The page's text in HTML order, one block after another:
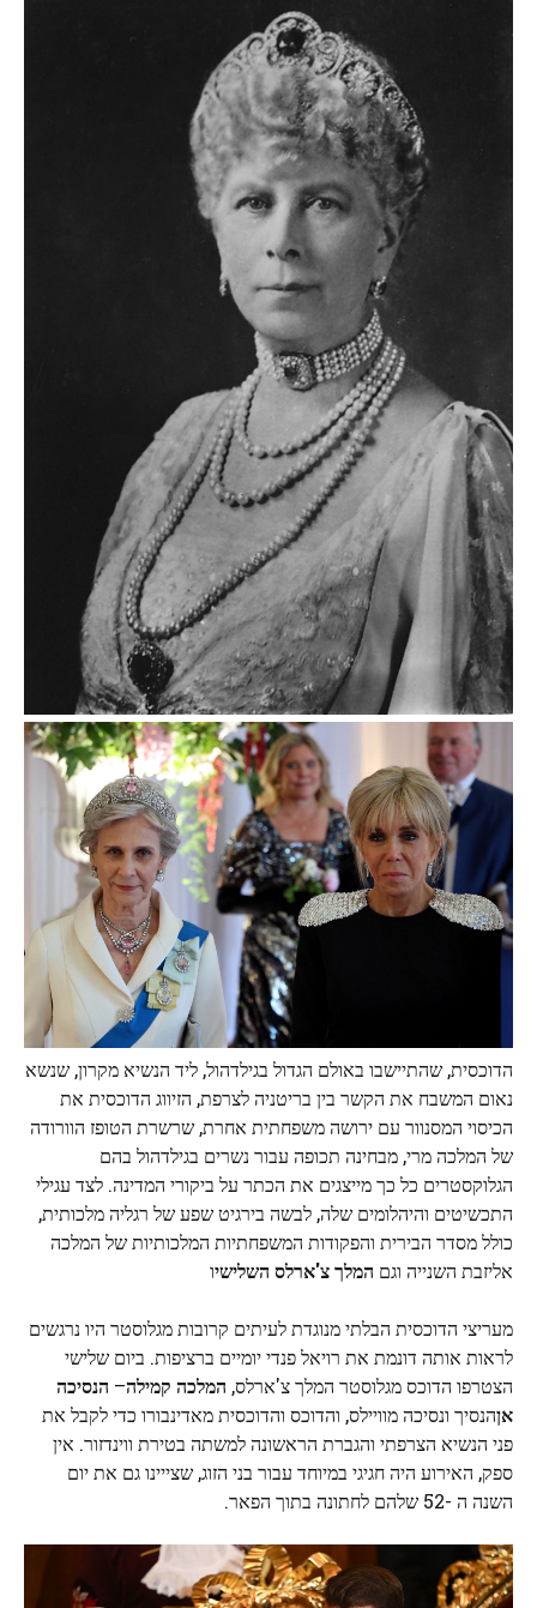
הדוכסית, שהתיישבו באולם הגדול בגילדהול, ליד הנשיא מקרון, שנשא
נאום המשבח את הקשר בין בריטניה לצרפת, הזיווג הדוכסית את
הכיסוי המסנוור עם ירושה משפחתית אחרת, שרשרת הטופז הוורודה
של המלכה מרי, מבחינה תכופה עבור נשרים בגילדהול בהם
הגלוקסטרים כל כך מייצגים את הכתר על ביקורי המדינה. לצד עגילי
התכשיטים והיהלומים שלה, לבשה בירגיט שפע של רגליה מלכותית,
כולל מסדר הבירית והפקודות המשפחתיות המלכותיות של המלכה
אליזבת השנייה וגם המלך צ'ארלס השלישיו
מעריצי הדוכסית הבלתי מנוגדת לעיתים קרובות מגלוסטר היו נרגשים
לראות אותה דונמת את רויאל פנדי יומיים ברציפות. ביום שלישי
הצטרפו הדוכס מגלוסטר המלך צ'ארלס, המלכה קמילה– הנסיכה
אןהנסיך ונסיכה מוויילס, והדוכס והדוכסית מאדינבורו כדי לקבל את
פני הנשיא הצרפתי והגברת הראשונה למשתה בטירת ווינדזור. אין
ספק, האירוע היה חגיגי במיוחד עבור בני הזוג, שצייינו גם את יום
השנה ה -52 שלהם לחתונה בתוך הפאר.